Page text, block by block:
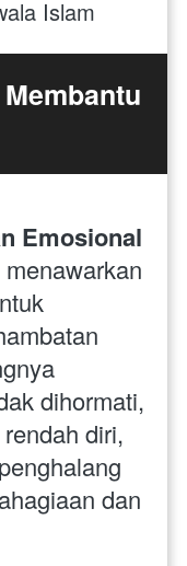
Islam
Emosional
dihormati,
diri,
dan